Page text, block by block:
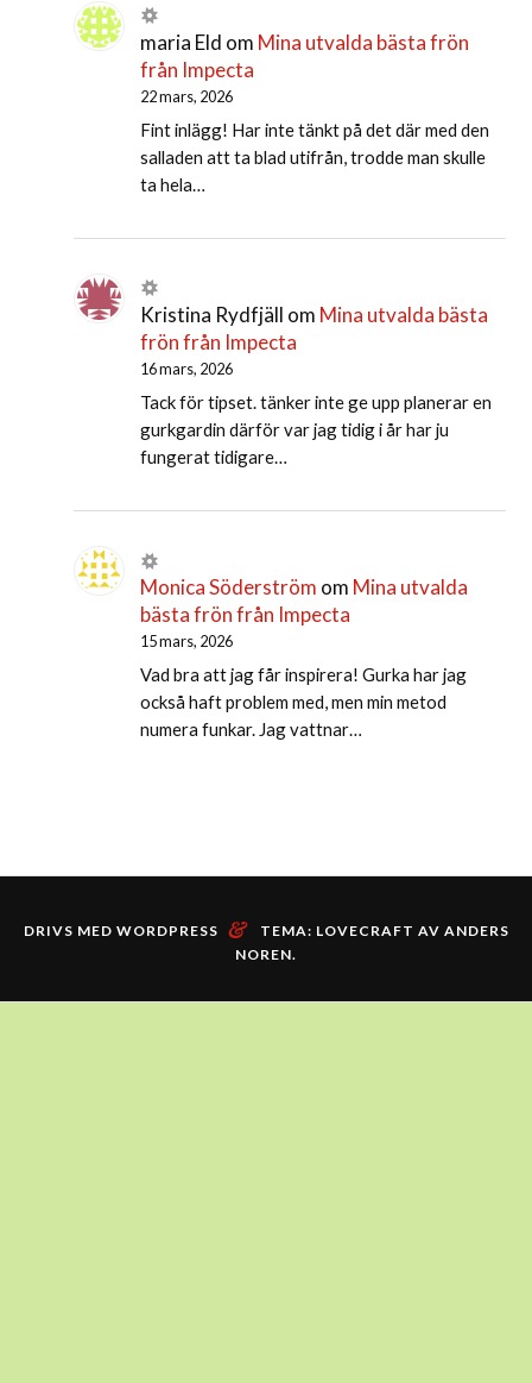
maria Eld om Mina utvalda bästa frön
från Impecta
22 mars, 2026
Fint inlägg! Har inte tänkt på det där med den
salladen att ta blad utifrån, trodde man skulle
ta hela…
Kristina Rydfjäll om Mina utvalda bästa
frön från Impecta
16 mars, 2026
Tack för tipset. tänker inte ge upp planerar en
gurkgardin därför var jag tidig i år har ju
fungerat tidigare…
Monica Söderström om Mina utvalda
bästa frön från Impecta
15 mars, 2026
Vad bra att jag får inspirera! Gurka har jag
också haft problem med, men min metod
numera funkar. Jag vattnar…
DRIVS MED WORDPRESS & TEMA: LOVECRAFT AV ANDERS
NOREN.